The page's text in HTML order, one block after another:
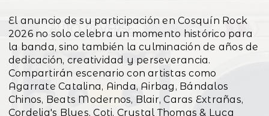
El anuncio de su participación en Cosquín Rock
2026 no solo celebra un momento histórico para
la banda, sino también la culminación de años de
dedicación, creatividad y perseverancia.
Compartirán escenario con artistas como
Agarrate Catalina, Ainda, Airbag, Bándalos
Chinos, Beats Modernos, Blair, Caras Extrañas,
Cordelia's Blues, Coti, Crystal Thomas & Luca